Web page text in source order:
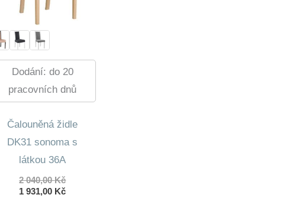
Dodání: do 20
pracovních dnů
Čalouněná židle
DK31 sonoma s
látkou 36A
2 040,00KčPůvodní
cena
1 931,00 KčAktuální